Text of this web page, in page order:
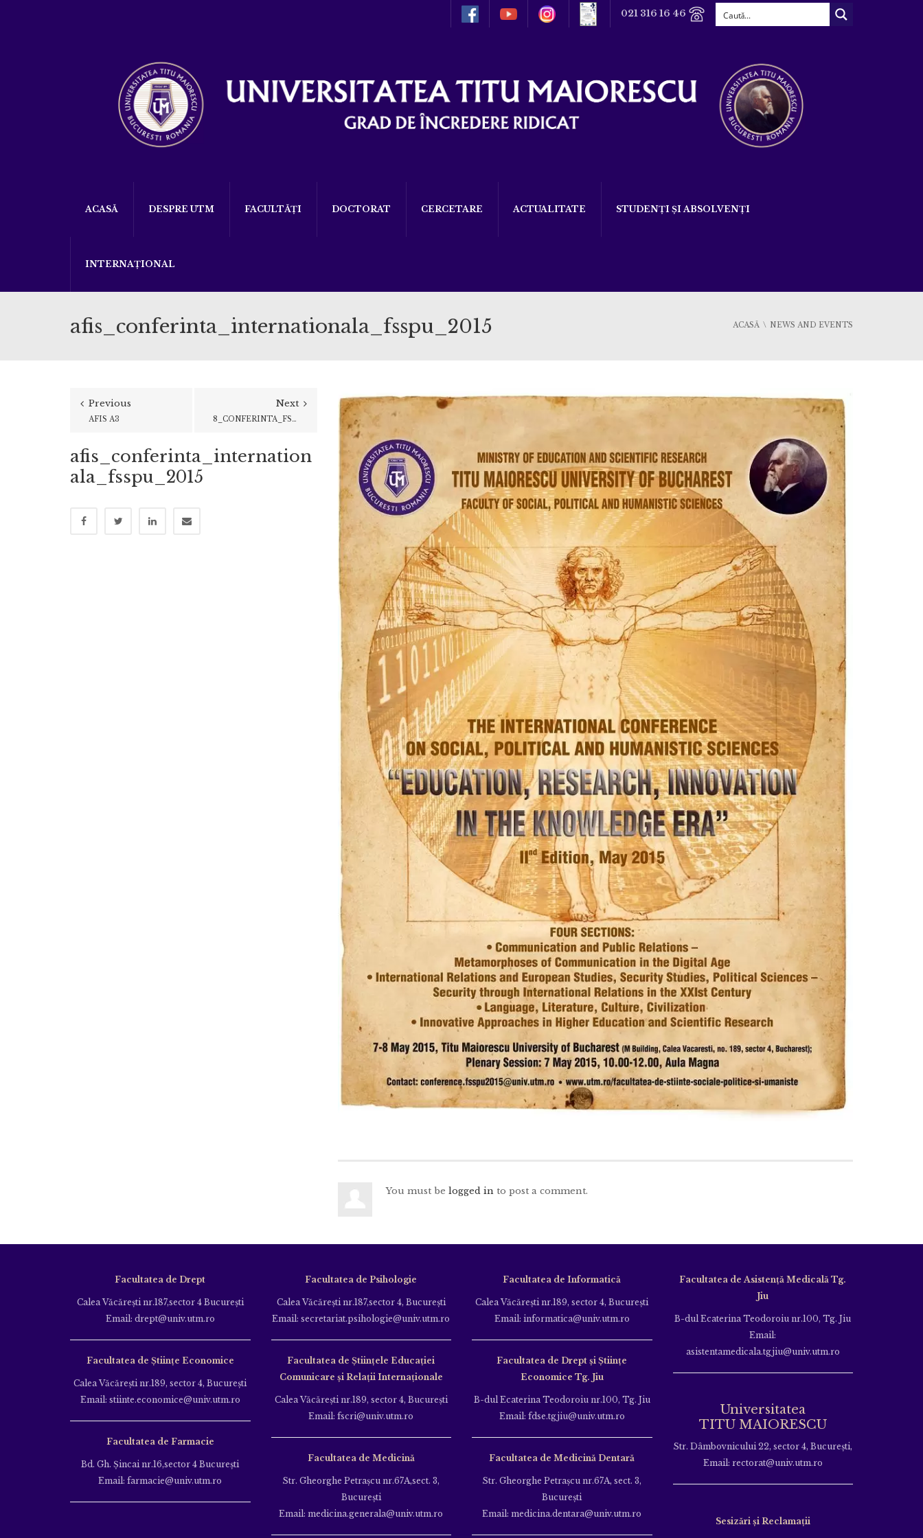
021 316 16 46
ACASĂ DESPRE UTM FACULTĂȚI DOCTORAT CERCETARE ACTUALITATE STUDENȚI ȘI ABSOLVENȚI
INTERNAȚIONAL
afis_conferinta_internationala_fsspu_2015 ACASĂ NEWS AND EVENTS
You must be logged in to post a comment.
Previous
AFIS A3
Next
8_CONFERINTA_FSSPU_12.03.2014
afis_conferinta_internation
ala_fsspu_2015
Facultatea de Drept
Calea Văcăreşti nr.187,sector 4 Bucureşti
Email: drept@univ.utm.ro
Facultatea de Științe Economice
Calea Văcăreşti nr.189, sector 4, Bucureşti
Email: stiinte.economice@univ.utm.ro
Facultatea de Farmacie
Bd. Gh. Şincai nr.16,sector 4 Bucureşti
Email: farmacie@univ.utm.ro
Facultatea de Psihologie
Calea Văcăreşti nr.187,sector 4, Bucureşti
Email: secretariat.psihologie@univ.utm.ro
Facultatea de Ştiinţele Educației
Comunicare și Relații Internaționale
Calea Văcăreşti nr.189, sector 4, Bucureşti
Email: fscri@univ.utm.ro
Facultatea de Medicină
Str. Gheorghe Petraşcu nr.67A,sect. 3,
Bucureşti
Email: medicina.generala@univ.utm.ro
Facultatea de Informatică
Calea Văcăreşti nr.189, sector 4, Bucureşti
Email: informatica@univ.utm.ro
Facultatea de Drept și Științe
Economice Tg. Jiu
B-dul Ecaterina Teodoroiu nr.100, Tg. Jiu
Email: fdse.tgjiu@univ.utm.ro
Facultatea de Medicină Dentară
Str. Gheorghe Petraşcu nr.67A, sect. 3,
Bucureşti
Email: medicina.dentara@univ.utm.ro
Facultatea de Asistență Medicală Tg.
Jiu
B-dul Ecaterina Teodoroiu nr.100, Tg. Jiu
Email:
asistentamedicala.tgjiu@univ.utm.ro
Universitatea
TITU MAIORESCU
Str. Dâmbovnicului 22, sector 4, București,
Email: rectorat@univ.utm.ro
Sesizări și Reclamații